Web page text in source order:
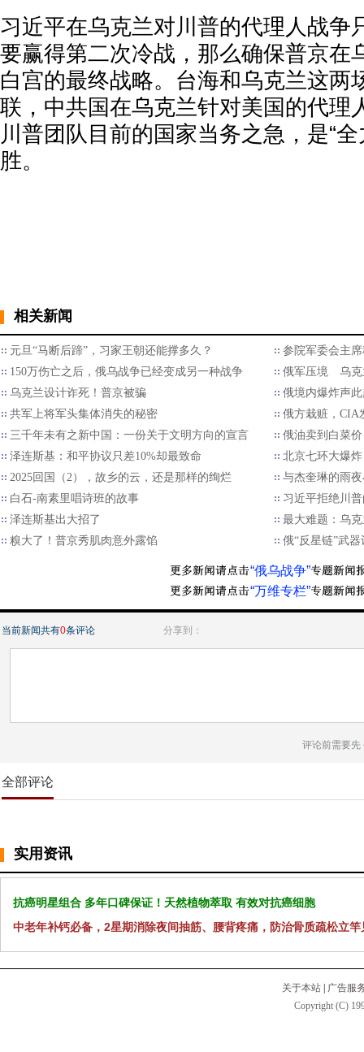
习近平在乌克兰对川普的代理人战争
要赢得第二次冷战，那么确保普京在
白宫的最终战略。台海和乌克兰这两
联，中共国在乌克兰针对美国的代理
川普团队目前的国家当务之急，是“
胜。
相关新闻
元旦“马断后蹄”，习家王朝还能撑多久？
参院军委会主
150万伤亡之后，俄乌战争已经变成另一种战争
俄军压境 乌克
乌克兰设计诈死！普京被骗
俄境内爆炸声
共军上将军头集体消失的秘密
俄方栽赃，CIA
三千年未有之新中国：一份关于文明方向的宣言
俄油卖到白菜
泽连斯基：和平协议只差10%却最致命
北京七环大爆
2025回国（2），故乡的云，还是那样的绚烂
与杰奎琳的雨
白石-南素里唱诗班的故事
习近平拒绝川普
泽连斯基出大招了
最大难题：乌
糗大了！普京秀肌肉意外露馅
俄“反星链”武
“俄乌战争”
“万维专栏”
当前新闻共有0条评论 分享到：
评论前需要先
全部评论
实用资讯
抗癌明星组合 多年口碑保证！天然植物萃取 有效对抗癌细胞
中老年补钙必备，2星期消除夜间抽筋、腰背疼痛，防治骨质疏松立竿
关于本站 | 广告服
Copyright (C)